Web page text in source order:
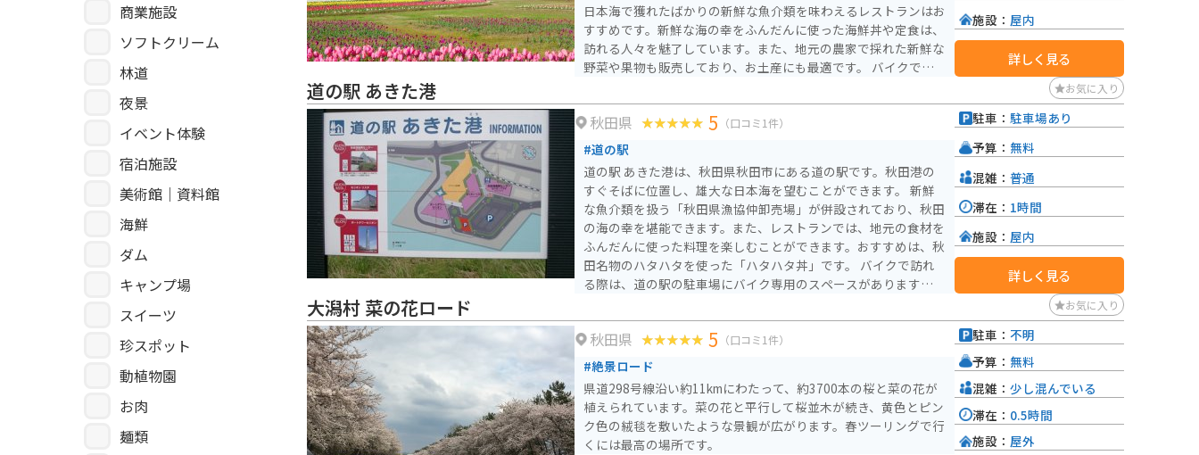
商業施設
ソフトクリーム
林道
夜景
イベント体験
宿泊施設
美術館｜資料館
海鮮
ダム
キャンプ場
スイーツ
珍スポット
動植物園
お肉
麺類
日本海で獲れたばかりの新鮮な魚介類を味わえるレストランはお
すすめです。新鮮な海の幸をふんだんに使った海鮮丼や定食は、
訪れる人々を魅了しています。また、地元の農家で採れた新鮮な
野菜や果物も販売しており、お土産にも最適です。 バイクで訪
心です。日本海沿いの roads をツーリングする際には、ぜひ立ち
寄ってみてください。雄大な景色を眺めながら、地元の美味しい
グルメを堪能できます。道の駅 しょうわは、秋田の魅力が詰ま
った道の駅です。
施設： 屋内
詳しく見る
道の駅 あきた港 お気に入り
秋田県 5 （口コミ1件）
#道の駅
道の駅 あきた港は、秋田県秋田市にある道の駅です。秋田港の
すぐそばに位置し、雄大な日本海を望むことができます。 新鮮
な魚介類を扱う「秋田県漁協仲卸売場」が併設されており、秋田
の海の幸を堪能できます。また、レストランでは、地元の食材を
ふんだんに使った料理を楽しむことができます。おすすめは、秋
田名物のハタハタを使った「ハタハタ丼」です。 バイクで訪れ
る際は、道の駅の駐車場にバイク専用のスペースがあります。周
た港は、秋田市の観光拠点としても最適な場所です。近くに、秋
田県立博物館やセリオンタワーなどの観光スポットがあります。
駐車： 駐車場あり
予算： 無料
混雑： 普通
滞在： 1時間
施設： 屋内
詳しく見る
大潟村 菜の花ロード お気に入り
秋田県 5 （口コミ1件）
#絶景ロード
県道298号線沿い約11kmにわたって、約3700本の桜と菜の花が
植えられています。菜の花と平行して桜並木が続き、黄色とピン
ク色の絨毯を敷いたような景観が広がります。春ツーリングで行
くには最高の場所です。
駐車： 不明
予算： 無料
混雑： 少し混んでいる
滞在： 0.5時間
施設： 屋外